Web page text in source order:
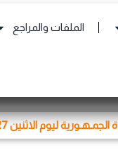
الملفات والمراجع
ليوم الاثنين 27 أكتوبر 2025